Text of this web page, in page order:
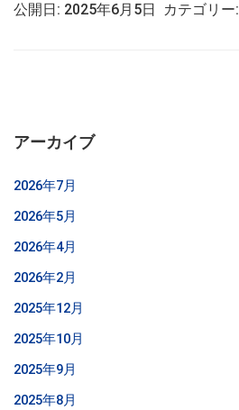
公開日: 2025年6月5日 カテゴリー:
アーカイブ
2026年7月
2026年5月
2026年4月
2026年2月
2025年12月
2025年10月
2025年9月
2025年8月